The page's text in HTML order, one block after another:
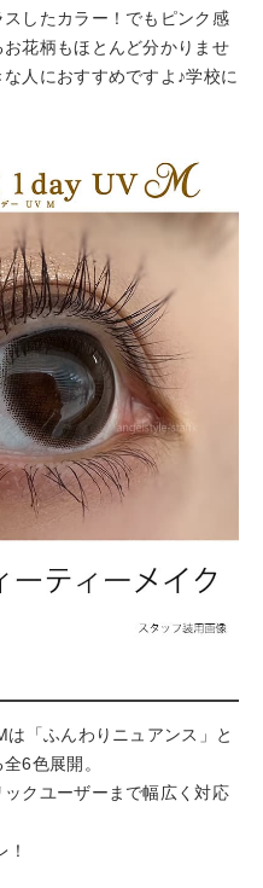
したカラー！でもピンク感
花柄もほとんど分かりませ
人におすすめですよ♪学校に
「ふんわりニュアンス」と
6色展開。
クユーザーまで幅広く対応